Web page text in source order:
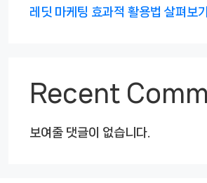
레딧 마케팅 효과적 활용법 살펴보기
Recent
보여줄 댓글이 없습니다.